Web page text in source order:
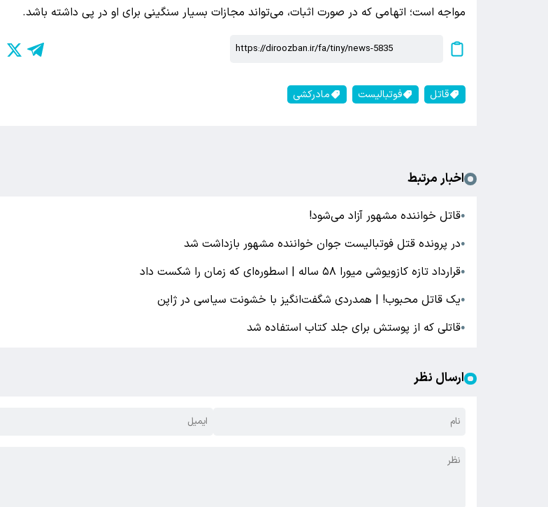
مواجه است؛ اتهامی که در صورت اثبات، می‌تواند مجازات بسیار سنگینی برای او در پی داشته باشد.
قاتل فوتبالیست مادرکشی
اخبار مرتبط
●قاتل خواننده مشهور آزاد می‌شود!
●در پرونده قتل فوتبالیست جوان خواننده مشهور بازداشت شد
●قرارداد تازه کازویوشی میورا ۵۸ ساله | اسطوره‌ای که زمان را شکست داد
●یک قاتل محبوب! | همدردی شگفت‌انگیز با خشونت سیاسی در ژاپن
●قاتلی که از پوستش برای جلد کتاب استفاده شد
ارسال نظر